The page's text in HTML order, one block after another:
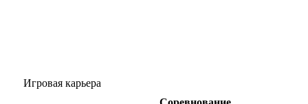
Игровая карьера